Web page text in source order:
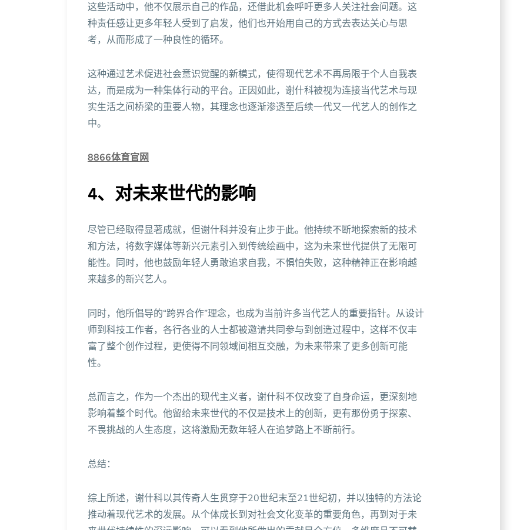
这些活动中，他不仅展示自己的作品，还借此机会呼吁更多人关注社会问题。这
种责任感让更多年轻人受到了启发，他们也开始用自己的方式去表达关心与思
考，从而形成了一种良性的循环。
这种通过艺术促进社会意识觉醒的新模式，使得现代艺术不再局限于个人自我表
达，而是成为一种集体行动的平台。正因如此，谢什科被视为连接当代艺术与现
实生活之间桥梁的重要人物，其理念也逐渐渗透至后续一代又一代艺人的创作之
中。
8866体育官网
4、对未来世代的影响
尽管已经取得显著成就，但谢什科并没有止步于此。他持续不断地探索新的技术
和方法，将数字媒体等新兴元素引入到传统绘画中，这为未来世代提供了无限可
能性。同时，他也鼓励年轻人勇敢追求自我，不惧怕失败，这种精神正在影响越
来越多的新兴艺人。
同时，他所倡导的“跨界合作”理念，也成为当前许多当代艺人的重要指针。从设计
师到科技工作者，各行各业的人士都被邀请共同参与到创造过程中，这样不仅丰
富了整个创作过程，更使得不同领域间相互交融，为未来带来了更多创新可能
性。
总而言之，作为一个杰出的现代主义者，谢什科不仅改变了自身命运，更深刻地
影响着整个时代。他留给未来世代的不仅是技术上的创新，更有那份勇于探索、
不畏挑战的人生态度，这将激励无数年轻人在追梦路上不断前行。
总结：
综上所述，谢什科以其传奇人生贯穿于20世纪末至21世纪初，并以独特的方法论
推动着现代艺术的发展。从个体成长到对社会文化变革的重要角色，再到对于未